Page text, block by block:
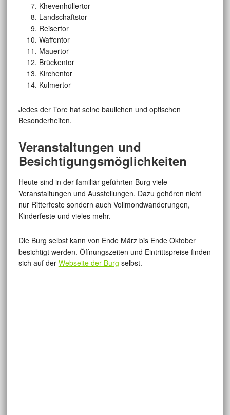
Khevenhüllertor
Landschaftstor
Reisertor
Waffentor
Mauertor
Brückentor
Kirchentor
Kulmertor
Jedes der Tore hat seine baulichen und optischen
Besonderheiten.
Veranstaltungen und
Besichtigungsmöglichkeiten
Heute sind in der familiär geführten Burg viele
Veranstaltungen und Ausstellungen. Dazu gehören nicht
nur Ritterfeste sondern auch Vollmondwanderungen,
Kinderfeste und vieles mehr.
Die Burg selbst kann von Ende März bis Ende Oktober
besichtigt werden. Öffnungszeiten und Eintrittspreise finden
sich auf der Webseite der Burg selbst.